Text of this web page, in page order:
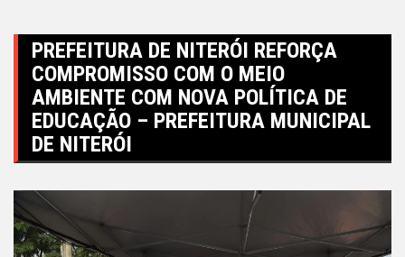
PREFEITURA DE NITERÓI REFORÇA
COMPROMISSO COM O MEIO
AMBIENTE COM NOVA POLÍTICA DE
EDUCAÇÃO – PREFEITURA MUNICIPAL
DE NITERÓI